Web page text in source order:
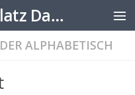
Wohnmobil Stellplatz Datenbank
ALPHABETISCH